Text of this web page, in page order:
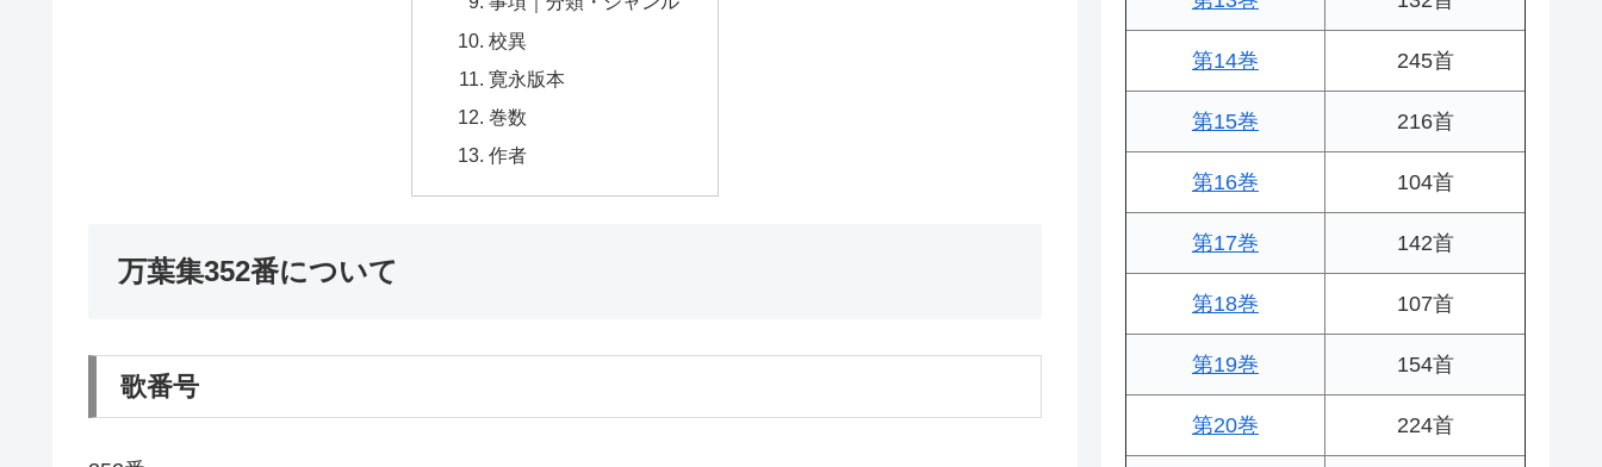
校異
寛永版本
巻数
作者
万葉集352番について
歌番号
第14巻 245首
第15巻 216首
第16巻 104首
第17巻 142首
第18巻 107首
第19巻 154首
第20巻 224首